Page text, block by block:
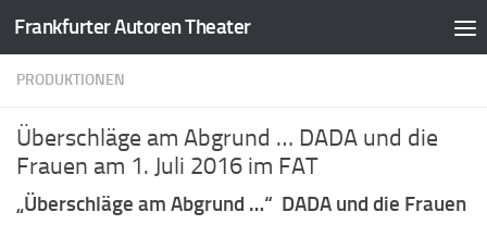
Zum Inhalt springen
Frankfurter Autoren Theater
PRODUKTIONEN
Überschläge am Abgrund … DADA und die
Frauen am 1. Juli 2016 im FAT
„Überschläge am Abgrund …“ DADA und die Frauen